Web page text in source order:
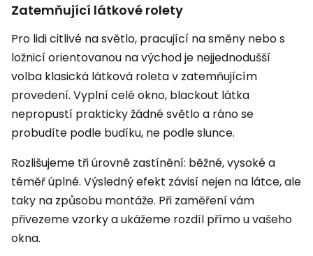
Zatemňující látkové rolety
Pro lidi citlivé na světlo, pracující na směny nebo s
ložnicí orientovanou na východ je nejjednodušší
volba klasická látková roleta v zatemňujícím
provedení. Vyplní celé okno, blackout látka
nepropustí prakticky žádné světlo a ráno se
probudíte podle budíku, ne podle slunce.
Rozlišujeme tři úrovně zastínění: běžné, vysoké a
téměř úplné. Výsledný efekt závisí nejen na látce, ale
taky na způsobu montáže. Při zaměření vám
přivezeme vzorky a ukážeme rozdíl přímo u vašeho
okna.